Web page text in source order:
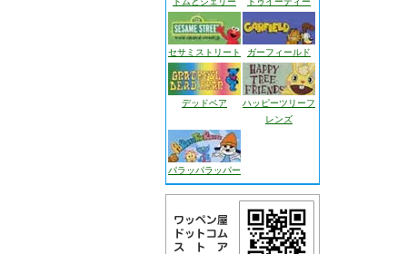
セサミストリート ガーフィールド
デッドベア
ハッピーツリーフ
レンズ
パラッパラッパー